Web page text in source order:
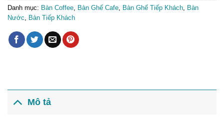
Danh mục: Bàn Coffee Bàn Ghế Cafe Bàn Ghế Tiếp Khách Bàn
Nước
Bàn Tiếp Khách
Mô tả